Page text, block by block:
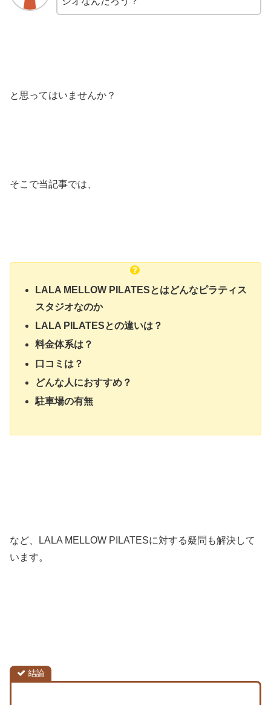
と思ってはいませんか？
そこで当記事では、
LALA MELLOW PILATESとはどんなピラティス
スタジオなのか
LALA PILATESとの違いは？
料金体系は？
口コミは？
どんな人におすすめ？
駐車場の有無
など、LALA MELLOW PILATESに対する疑問も解決して
います。
結論